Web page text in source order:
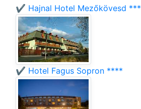
✔️ Hajnal Hotel Mezőkövesd ***
✔️ Hotel Fagus Sopron ****